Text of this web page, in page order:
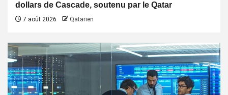
dollars de Cascade, soutenu par le Qatar
7 août 2026 Qatarien